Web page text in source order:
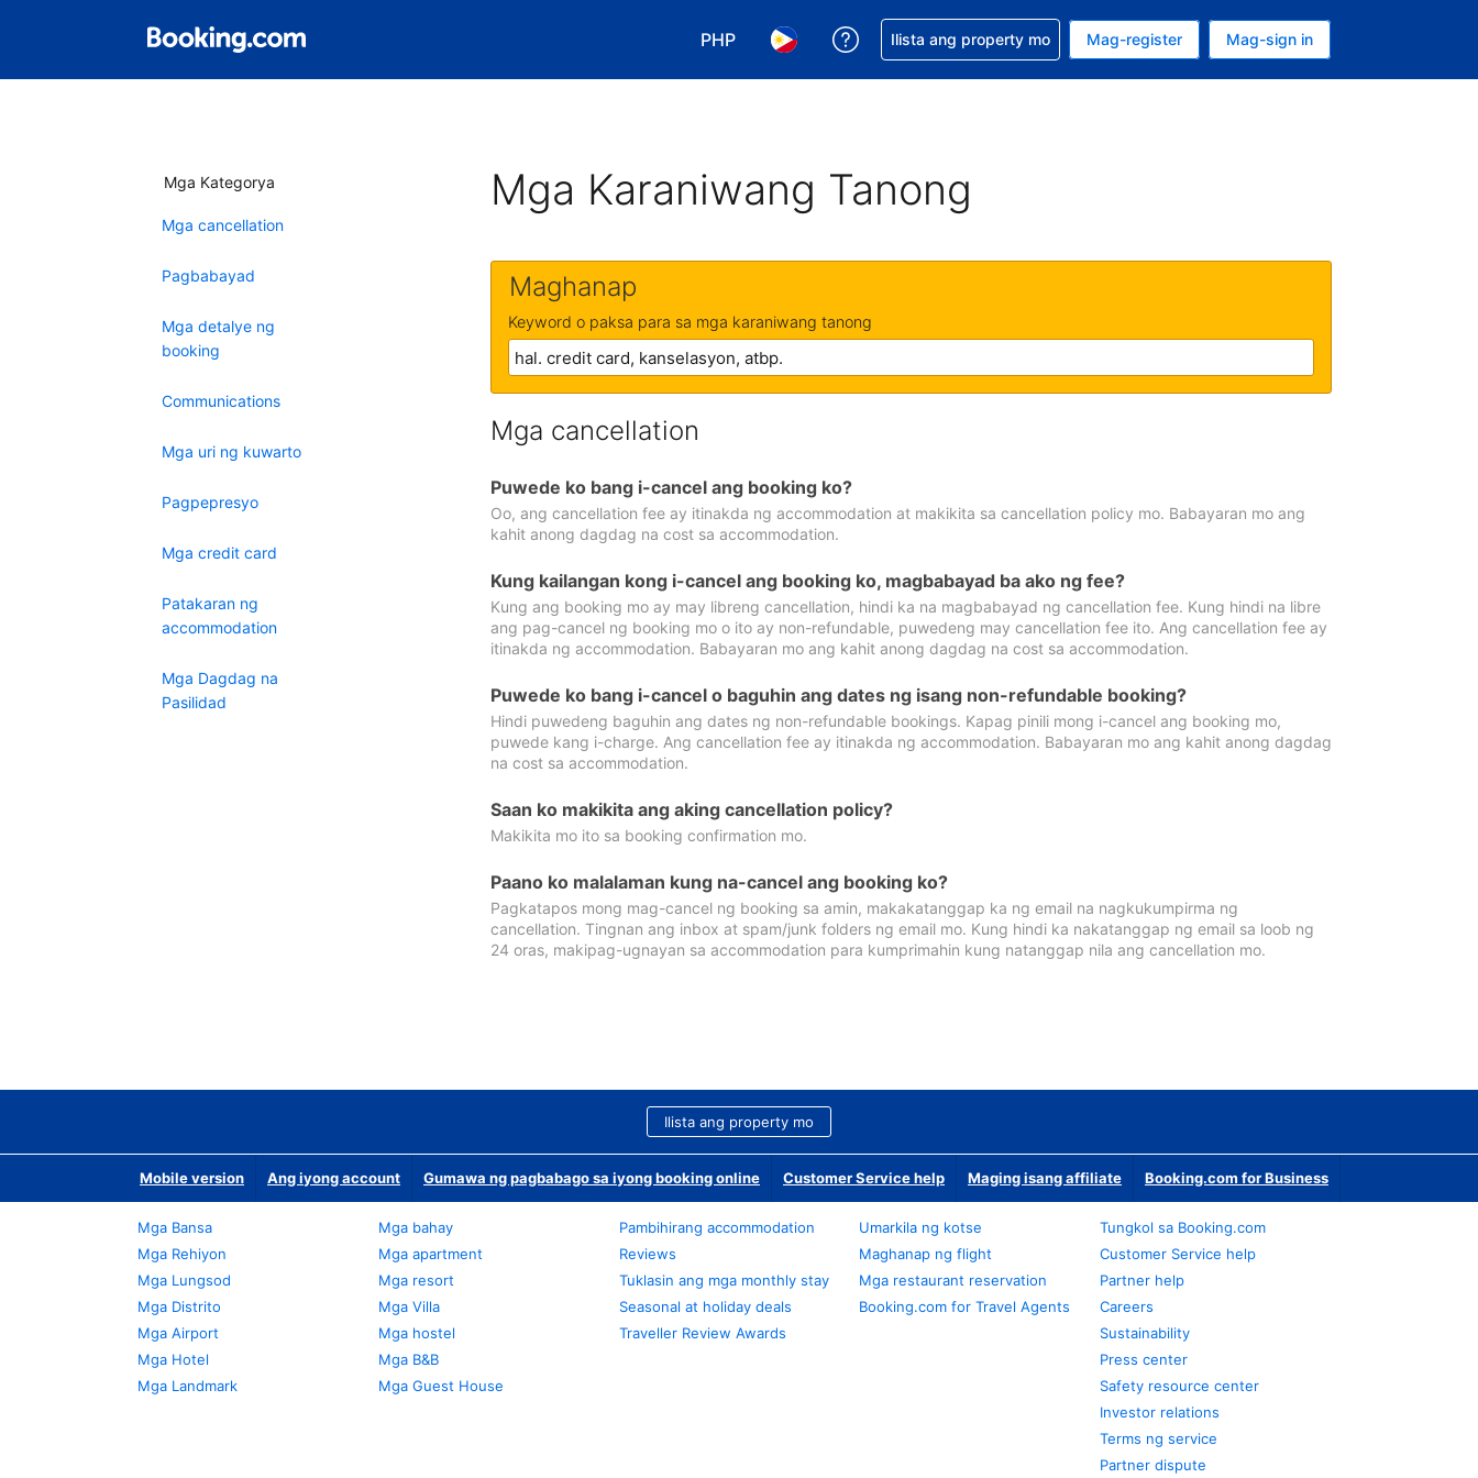
PHP
Pumili ng currency mo. PHP ang currency mo ngayon
Pumili ng wika mo. Filipino ang wika mo ngayon
Makakuha ng tulong sa reservation mo
Ilista ang property mo Mag-register Mag-sign in
Mga Kategorya
Mga cancellation
Pagbabayad
Mga detalye ng
booking
Communications
Mga uri ng kuwarto
Pagpepresyo
Mga credit card
Patakaran ng
accommodation
Mga Dagdag na
Pasilidad
Mga Karaniwang Tanong
Maghanap
Keyword o paksa para sa mga karaniwang tanong
Mga cancellation
Puwede ko bang i-cancel ang booking ko?
Oo, ang cancellation fee ay itinakda ng accommodation at makikita sa cancellation policy mo. Babayaran mo ang
kahit anong dagdag na cost sa accommodation.
Kung kailangan kong i-cancel ang booking ko, magbabayad ba ako ng fee?
Kung ang booking mo ay may libreng cancellation, hindi ka na magbabayad ng cancellation fee. Kung hindi na libre
ang pag-cancel ng booking mo o ito ay non-refundable, puwedeng may cancellation fee ito. Ang cancellation fee ay
itinakda ng accommodation. Babayaran mo ang kahit anong dagdag na cost sa accommodation.
Puwede ko bang i-cancel o baguhin ang dates ng isang non-refundable booking?
Hindi puwedeng baguhin ang dates ng non-refundable bookings. Kapag pinili mong i-cancel ang booking mo,
puwede kang i-charge. Ang cancellation fee ay itinakda ng accommodation. Babayaran mo ang kahit anong dagdag
na cost sa accommodation.
Saan ko makikita ang aking cancellation policy?
Makikita mo ito sa booking confirmation mo.
Paano ko malalaman kung na-cancel ang booking ko?
Pagkatapos mong mag-cancel ng booking sa amin, makakatanggap ka ng email na nagkukumpirma ng
cancellation. Tingnan ang inbox at spam/junk folders ng email mo. Kung hindi ka nakatanggap ng email sa loob ng
24 oras, makipag-ugnayan sa accommodation para kumprimahin kung natanggap nila ang cancellation mo.
Ilista ang property mo
Mobile version Ang iyong account Gumawa ng pagbabago sa iyong booking online Customer Service help Maging isang affiliate Booking.com for Business
Mga Bansa
Mga Rehiyon
Mga Lungsod
Mga Distrito
Mga Airport
Mga Hotel
Mga Landmark
Mga bahay
Mga apartment
Mga resort
Mga Villa
Mga hostel
Mga B&B
Mga Guest House
Pambihirang accommodation
Reviews
Tuklasin ang mga monthly stay
Seasonal at holiday deals
Traveller Review Awards
Umarkila ng kotse
Maghanap ng flight
Mga restaurant reservation
Booking.com for Travel Agents
Tungkol sa Booking.com
Customer Service help
Partner help
Careers
Sustainability
Press center
Safety resource center
Investor relations
Terms ng service
Partner dispute